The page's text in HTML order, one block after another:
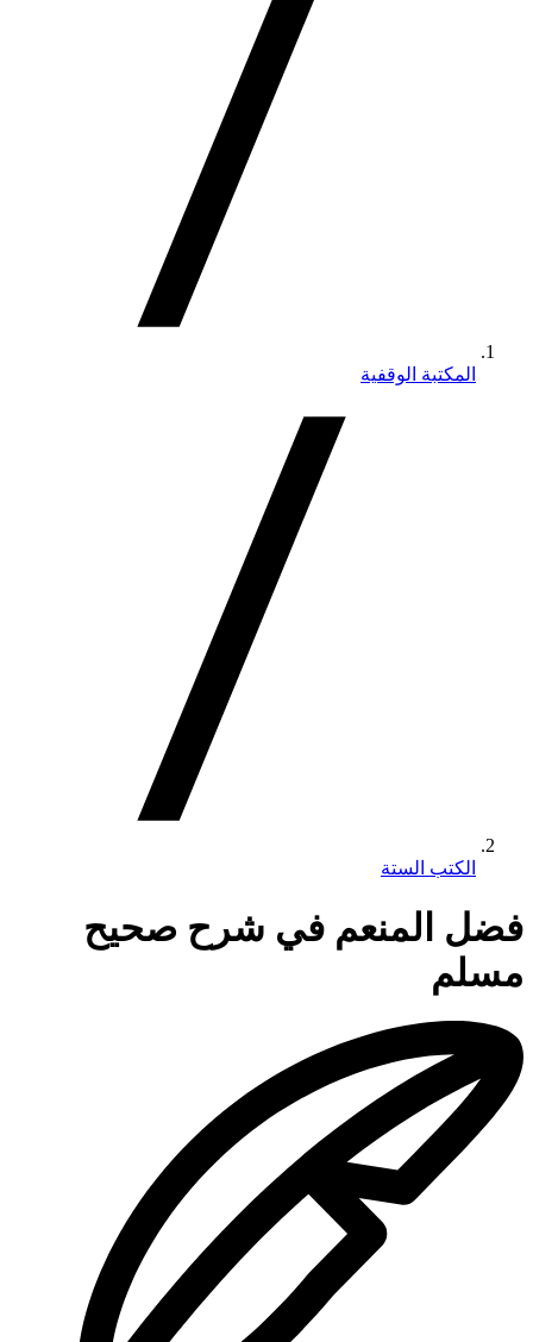
المكتبة الوقفية
الكتب الستة
فضل المنعم في شرح صحيح
مسلم